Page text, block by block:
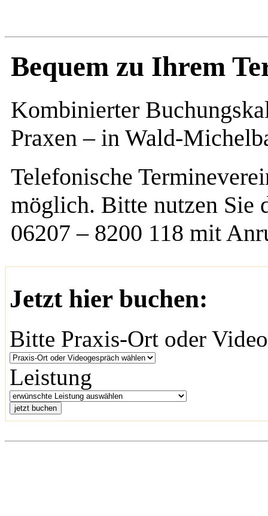
Bequem zu Ihrem
Kombinierter
Praxen – in Wald-
Telefonische
möglich. Bitte nutzen Sie
06207 – 8200 118 mit
Jetzt hier buchen:
Bitte Praxis-Ort oder
Leistung
jetzt buchen